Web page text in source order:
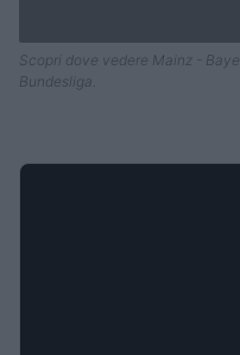
Scopri dove vedere Mainz -
Bundesliga.